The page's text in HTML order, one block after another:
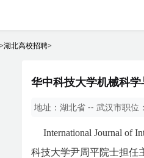
>湖北高校招聘>
华中科技大学机械科
地址： 湖北省 -- 武汉市职位：
International Journal of
科技大学尹周平院士担任